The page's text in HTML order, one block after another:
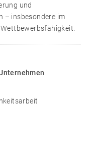
und
– insbesondere im